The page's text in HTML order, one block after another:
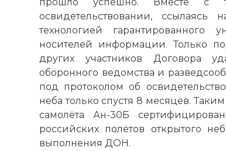
освидетельствовании,
технологией
носителей информации. Только
других участников Договора
оборонного ведомства и
под протоколом об
неба только спустя 8 месяцев.
самолёта Ан-30Б
российских полётов открытого
выполнения ДОН.